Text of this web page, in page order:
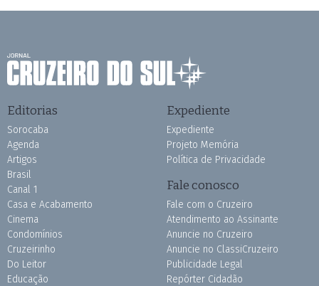
Editorias
Sorocaba
Agenda
Artigos
Brasil
Canal 1
Casa e Acabamento
Cinema
Condomínios
Cruzeirinho
Do Leitor
Educação
Expediente
Expediente
Projeto Memória
Política de Privacidade
Fale conosco
Fale com o Cruzeiro
Atendimento ao Assinante
Anuncie no Cruzeiro
Anuncie no ClassiCruzeiro
Publicidade Legal
Repórter Cidadão